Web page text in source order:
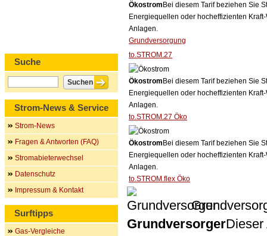
Ökostrom Bei diesem Tarif beziehen Sie
Energiequellen oder hocheffizienten
Anlagen.
Grundversorgung
to.STROM.27
Ökostrom Bei diesem Tarif beziehen Sie
Energiequellen oder hocheffizienten
Anlagen.
to.STROM.27 Öko
Ökostrom Bei diesem Tarif beziehen Sie
Energiequellen oder hocheffizienten
Anlagen.
to.STROM.flex Öko
GrundversorgerDieser
Suche
Strom-News & Service
Strom-News
Fragen & Antworten (FAQ)
Stromabieterwechsel
Datenschutz
Impressum & Kontakt
Surftipps
Gas-Vergleiche